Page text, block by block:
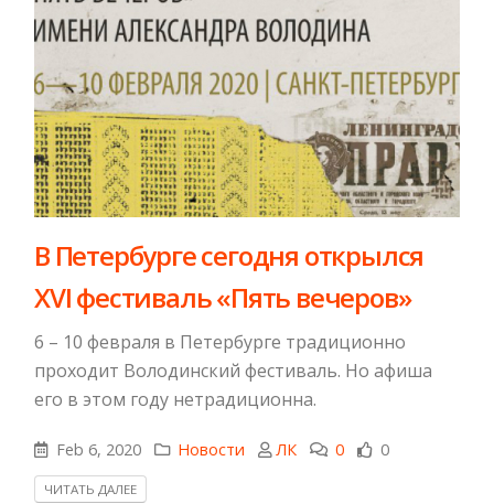
​В Петербурге сегодня открылся
XVI фестиваль «Пять вечеров»
6 – 10 февраля в Петербурге традиционно
проходит Володинский фестиваль. Но афиша
его в этом году нетрадиционна.
Feb 6, 2020 Новости ЛК 0 0
ЧИТАТЬ ДАЛЕЕ